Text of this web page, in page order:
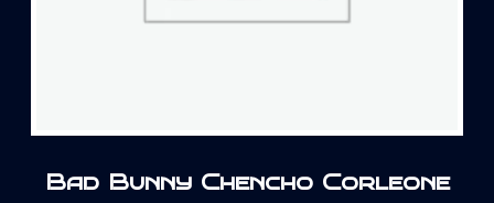
Bad Bunny Chencho Corleone